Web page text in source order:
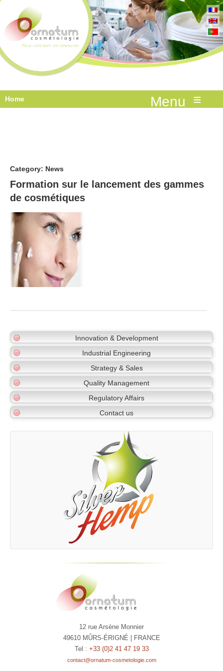
Home ≡
Category: News
Formation sur le lancement des gammes
de cosmétiques
Innovation & Development
Industrial Engineering
Strategy & Sales
Quality Management
Regulatory Affairs
Contact us
12 rue Arsène Monnier
49610 MÛRS-ÉRIGNÉ | FRANCE
Tel : +33 (0)2 41 47 19 33
contact@ornatum-cosmetologie.com